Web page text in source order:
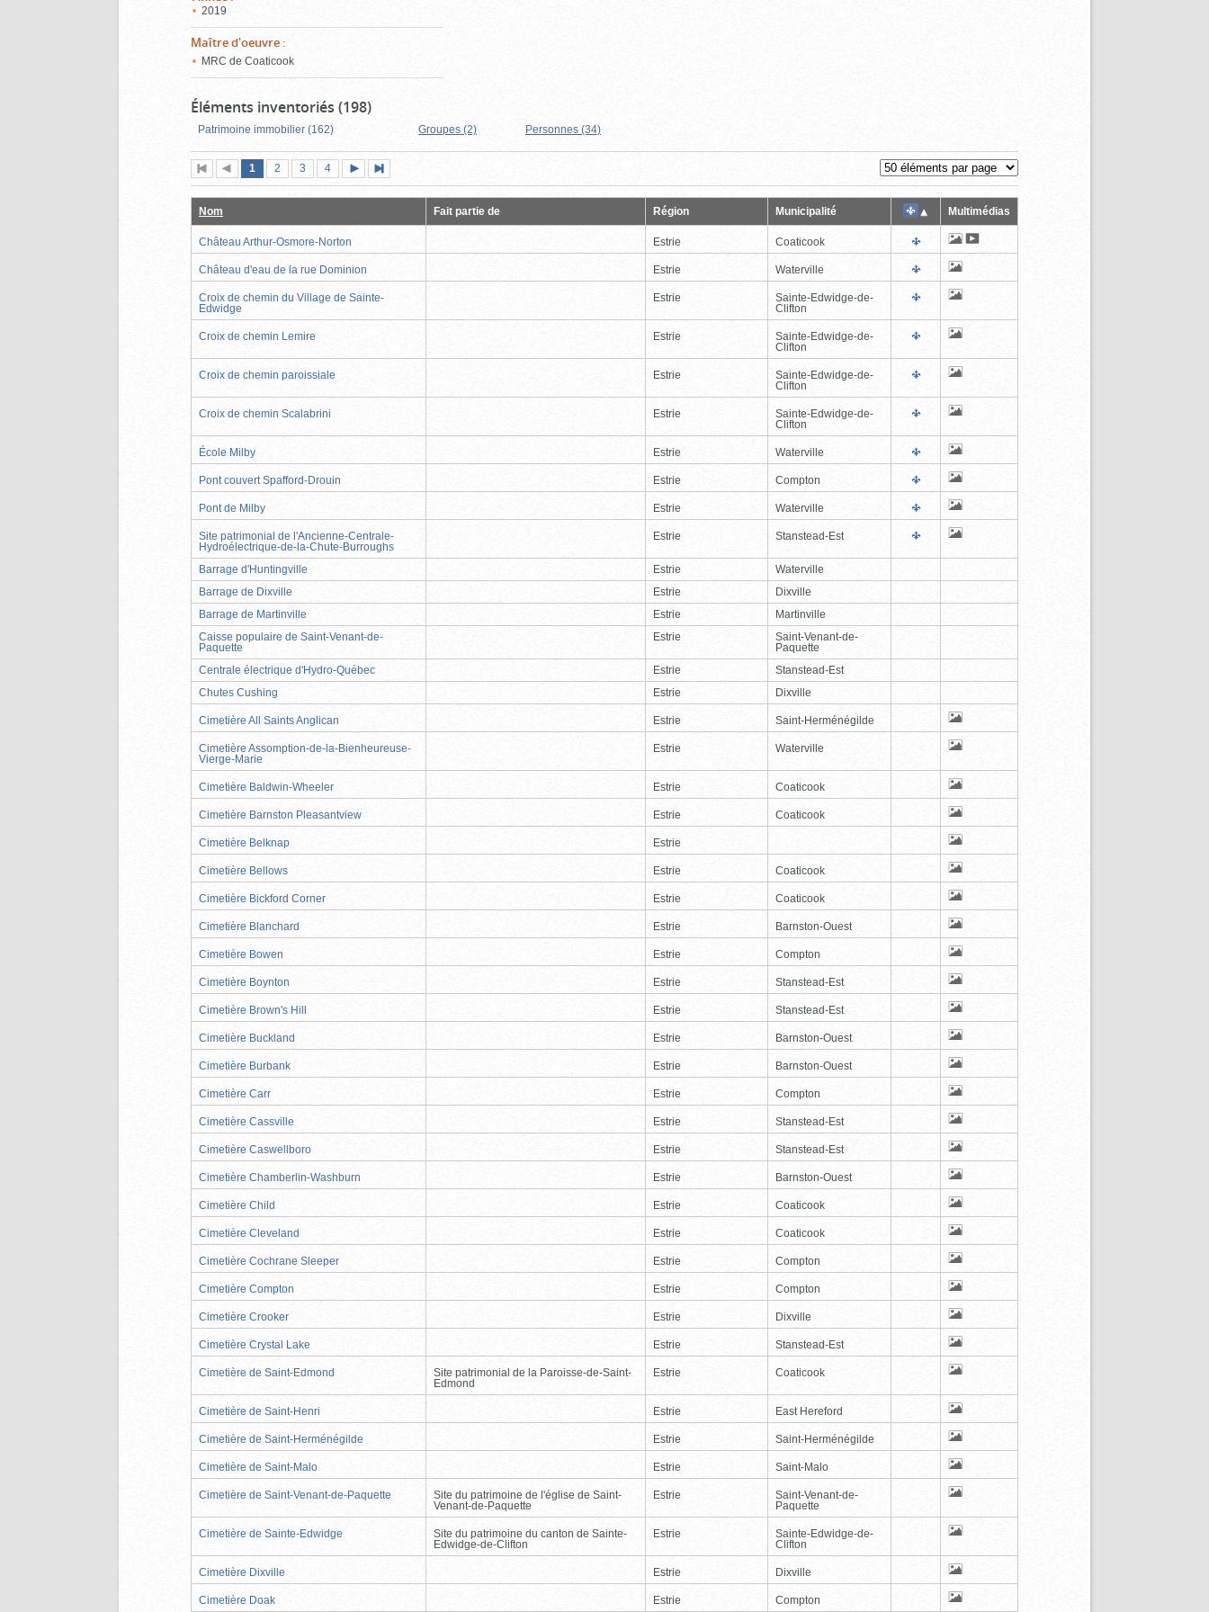
2019
Maître d'oeuvre :
MRC de Coaticook
Éléments inventoriés (198)
Patrimoine immobilier (162) Groupes (2) Personnes (34)
Première
page
Page
précédente
Page
1 (page
actuelle)
Page
2 Page
3 Page
4
suivante
page
Nom Fait partie de Région Municipalité Multimédias
Château Arthur-Osmore-Norton Estrie Coaticook
Château d'eau de la rue Dominion Estrie Waterville
Croix de chemin du Village de Sainte-
Edwidge
Estrie
Sainte-Edwidge-de-
Clifton
Croix de chemin Lemire Estrie
Sainte-Edwidge-de-
Clifton
Croix de chemin paroissiale Estrie
Sainte-Edwidge-de-
Clifton
Croix de chemin Scalabrini Estrie
Sainte-Edwidge-de-
Clifton
École Milby Estrie Waterville
Pont couvert Spafford-Drouin Estrie Compton
Pont de Milby Estrie Waterville
Site patrimonial de l'Ancienne-Centrale-
Hydroélectrique-de-la-Chute-Burroughs
Estrie Stanstead-Est
Barrage d'Huntingville Estrie
Waterville
Barrage de Dixville
Estrie
Dixville
Barrage de Martinville
Estrie
Martinville
Caisse populaire de Saint-Venant-de-
Paquette
Estrie
Saint-Venant-de-
Paquette
Centrale électrique d'Hydro-Québec
Estrie
Stanstead-Est
Chutes Cushing
Estrie Dixville
Cimetière All Saints Anglican Estrie Saint-Herménégilde
Cimetière Assomption-de-la-Bienheureuse-
Vierge-Marie
Estrie Waterville
Cimetière Baldwin-Wheeler Estrie Coaticook
Cimetière Barnston Pleasantview Estrie Coaticook
Cimetière Belknap Estrie
Cimetière Bellows Estrie Coaticook
Cimetière Bickford Corner Estrie Coaticook
Cimetière Blanchard Estrie Barnston-Ouest
Cimetière Bowen Estrie Compton
Cimetière Boynton Estrie Stanstead-Est
Cimetière Brown's Hill Estrie Stanstead-Est
Cimetière Buckland Estrie Barnston-Ouest
Cimetière Burbank Estrie Barnston-Ouest
Cimetière Carr Estrie Compton
Cimetière Cassville Estrie Stanstead-Est
Cimetière Caswellboro Estrie Stanstead-Est
Cimetière Chamberlin-Washburn Estrie Barnston-Ouest
Cimetière Child Estrie Coaticook
Cimetière Cleveland Estrie Coaticook
Cimetière Cochrane Sleeper Estrie Compton
Cimetière Compton Estrie Compton
Cimetière Crooker Estrie Dixville
Cimetière Crystal Lake Estrie Stanstead-Est
Cimetière de Saint-Edmond
Site patrimonial de la Paroisse-de-Saint-
Edmond
Estrie Coaticook
Cimetière de Saint-Henri Estrie East Hereford
Cimetière de Saint-Herménégilde Estrie Saint-Herménégilde
Cimetière de Saint-Malo Estrie Saint-Malo
Cimetière de Saint-Venant-de-Paquette
Site du patrimoine de l'église de Saint-
Venant-de-Paquette
Estrie
Saint-Venant-de-
Paquette
Cimetière de Sainte-Edwidge
Site du patrimoine du canton de Sainte-
Edwidge-de-Clifton
Estrie
Sainte-Edwidge-de-
Clifton
Cimetière Dixville Estrie Dixville
Cimetière Doak Estrie Compton